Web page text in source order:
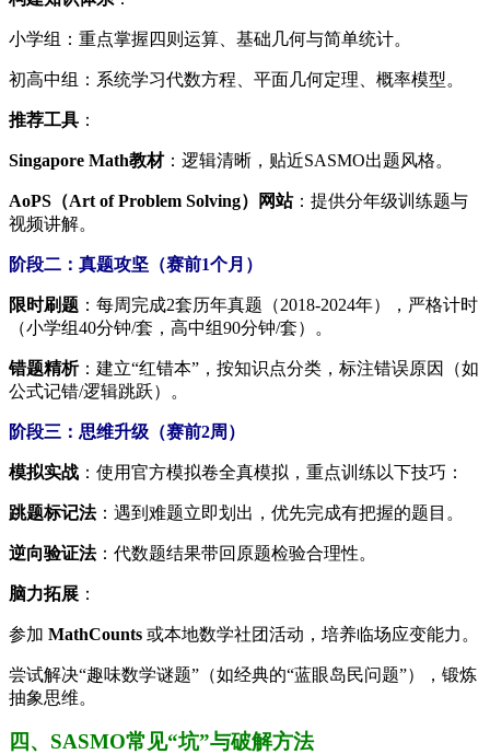
小学组：重点掌握四则运算、基础几何与简单统计。
初高中组：系统学习代数方程、平面几何定理、概率模型。
推荐工具 ：
Singapore Math教材：逻辑清晰，贴近SASMO出题风格。
AoPS（Art of Problem Solving）网站：提供分年级训练题与
视频讲解。
阶段二：真题攻坚（赛前1个月）
限时刷题 ：每周完成2套历年真题（2018-2024年），严格计时
（小学组40分钟/套，高中组90分钟/套）。
错题精析：建立“红错本”，按知识点分类，标注错误原因（如
公式记错/逻辑跳跃）。
阶段三：思维升级（赛前2周）
模拟实战 ：使用官方模拟卷全真模拟，重点训练以下技巧：
跳题标记法：遇到难题立即划出，优先完成有把握的题目。
逆向验证法：代数题结果带回原题检验合理性。
脑力拓展 ：
参加 MathCounts 或本地数学社团活动，培养临场应变能力。
尝试解决“趣味数学谜题”（如经典的“蓝眼岛民问题”），锻炼
抽象思维。
四、SASMO常见“坑”与破解方法